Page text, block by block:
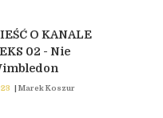
O KANALE
02 - Nie
| Marek Koszur